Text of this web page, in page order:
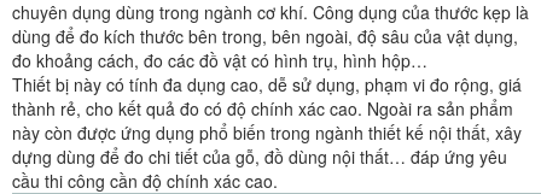
chuyên dụng dùng trong ngành cơ khí. Công dụng của thước kẹp là
dùng để đo kích thước bên trong, bên ngoài, độ sâu của vật dụng,
đo khoảng cách, đo các đồ vật có hình trụ, hình hộp…
Thiết bị này có tính đa dụng cao, dễ sử dụng, phạm vi đo rộng, giá
thành rẻ, cho kết quả đo có độ chính xác cao. Ngoài ra sản phẩm
này còn được ứng dụng phổ biến trong ngành thiết kế nội thất, xây
dựng dùng để đo chi tiết của gỗ, đồ dùng nội thất… đáp ứng yêu
cầu thi công cần độ chính xác cao.